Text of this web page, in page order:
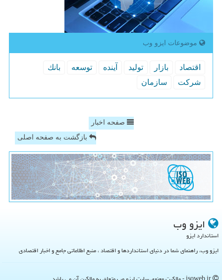
موضوعات ایزو وب
اقتصاد بازار تولید آینده توسعه
بانك
شركت
سازمان
صفحه اخبار
بازگشت به صفحه اصلی
ایزو وب
استاندارد ایزو
ایزو وب، راهنمای شما در دنیای استانداردها و اقتصاد ، منبع اطلاعاتی جامع و اخبار اقتصادی